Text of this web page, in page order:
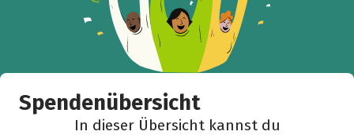
Spendenübersicht
In dieser Übersicht kannst du